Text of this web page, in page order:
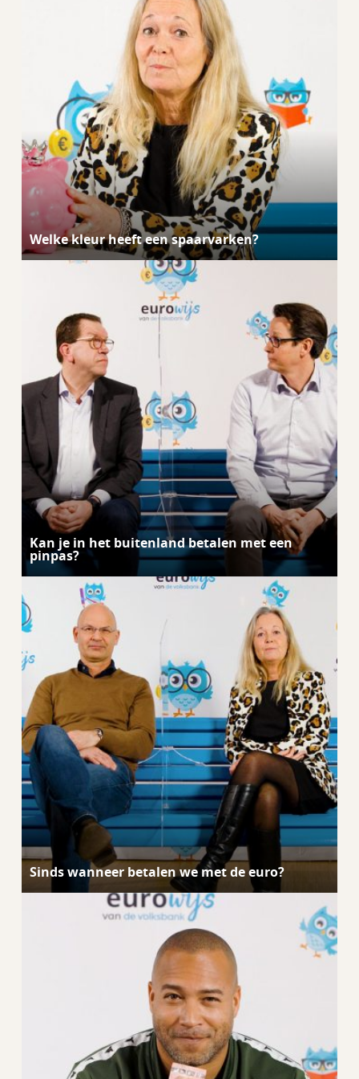
Welke kleur heeft een spaarvarken?
Kan je in het buitenland betalen met een
pinpas?
Sinds wanneer betalen we met de euro?